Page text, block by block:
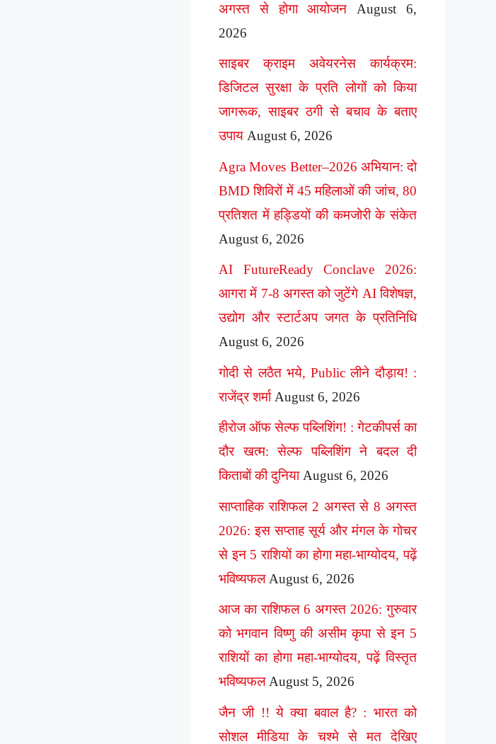
अगस्त से होगा आयोजन
August 6,
2026
साइबर क्राइम अवेयरनेस कार्यक्रम:
डिजिटल सुरक्षा के प्रति लोगों को किया
जागरूक, साइबर ठगी से बचाव के बताए
उपाय August 6, 2026
Agra Moves Better–2026 अभियान: दो
BMD शिविरों में 45 महिलाओं की जांच, 80
प्रतिशत में हड्डियों की कमजोरी के संकेत
August 6, 2026
AI FutureReady Conclave 2026:
आगरा में 7-8 अगस्त को जुटेंगे AI विशेषज्ञ,
उद्योग और स्टार्टअप जगत के प्रतिनिधि
August 6, 2026
गोदी से लठैत भये, Public लीने दौड़ाय! :
राजेंद्र शर्मा August 6, 2026
हीरोज ऑफ सेल्फ पब्लिशिंग! : गेटकीपर्स का
दौर खत्म: सेल्फ पब्लिशिंग ने बदल दी
किताबों की दुनिया August 6, 2026
साप्ताहिक राशिफल 2 अगस्त से 8 अगस्त
2026: इस सप्ताह सूर्य और मंगल के गोचर
से इन 5 राशियों का होगा महा-भाग्योदय, पढ़ें
भविष्यफल August 6, 2026
आज का राशिफल 6 अगस्त 2026: गुरुवार
को भगवान विष्णु की असीम कृपा से इन 5
राशियों का होगा महा-भाग्योदय, पढ़ें विस्तृत
भविष्यफल August 5, 2026
जैन जी !! ये क्या बवाल है? : भारत को
सोशल मीडिया के चश्मे से मत देखिए